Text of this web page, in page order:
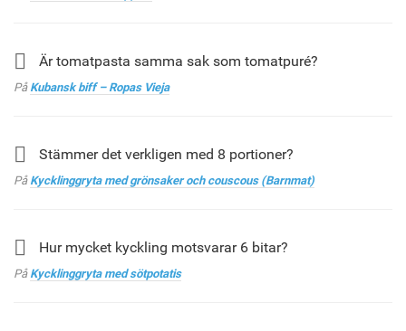
Är tomatpasta samma sak som tomatpuré?
På Kubansk biff – Ropas Vieja
Stämmer det verkligen med 8 portioner?
På Kycklinggryta med grönsaker och couscous (Barnmat)
Hur mycket kyckling motsvarar 6 bitar?
På Kycklinggryta med sötpotatis